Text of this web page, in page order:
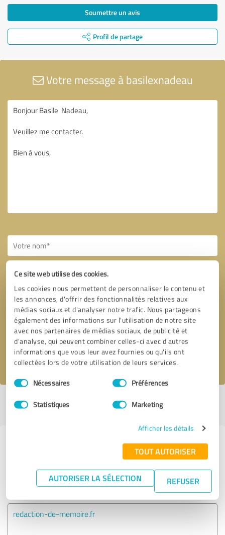
Ce site web utilise des cookies.
Les cookies nous permettent de personnaliser le contenu et
les annonces, d'offrir des fonctionnalités relatives aux
médias sociaux et d'analyser notre trafic. Nous partageons
également des informations sur l'utilisation de notre site
avec nos partenaires de médias sociaux, de publicité et
d'analyse, qui peuvent combiner celles-ci avec d'autres
informations que vous leur avez fournies ou qu'ils ont
collectées lors de votre utilisation de leurs services.
Sélection
du
Nécessaires Préférences
Statistiques Marketing
Afficher les détails
TOUT AUTORISER
AUTORISER LA SÉLECTION REFUSER
Soumettre un avis
Profil de partage
Votre message à basilexnadeau
Demander d'être rappelé * champs obligatoires
Envoyer un message
J'accepte la politique de confidentialité de.
Profil actif depuis 28.11.2024 |
Dernière mise à jour : 28.11.2024
Signaler un profil
Expériences avec d'autres
prestataires de services dans
l'industrie Éducation &
Développement professionnel
redaction-de-memoire.fr